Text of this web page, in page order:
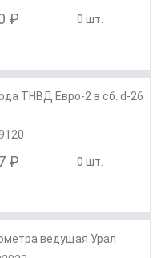
₽ 0 шт.
ТНВД Евро-2 в сб. d-26
₽ 0 шт.
ведущая Урал